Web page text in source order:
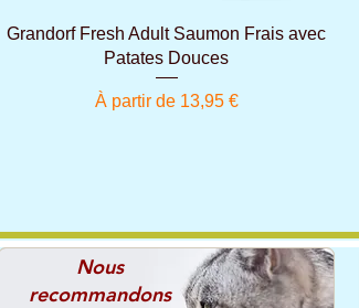
Aperçu rapide
Grandorf Fresh Adult Saumon Frais avec
Patates Douces
À partir de 13,95 €
Prix promotionnel
Nous
recommandons